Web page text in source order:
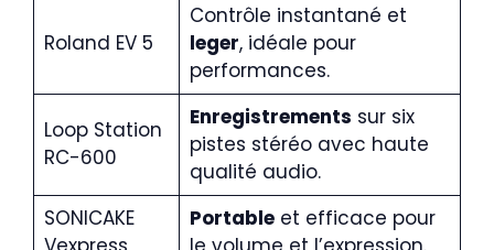
Roland EV 5
Contrôle instantané et
leger, idéale pour
performances.
Loop Station
RC-600
Enregistrements sur six
pistes stéréo avec haute
qualité audio.
SONICAKE
Portableet efficace pour